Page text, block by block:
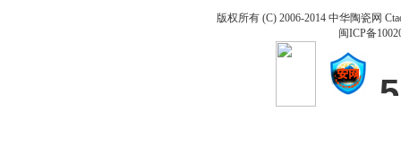
版权所有 (C) 2006-2014 中华陶瓷网
闽ICP备